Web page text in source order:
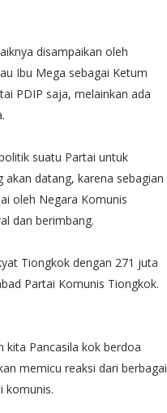
disampaikan oleh
Ibu Mega sebagai Ketum
PDIP saja, melainkan ada
suatu Partai untuk
datang, karena sebagian
oleh Negara Komunis
dan berimbang.
Tiongkok dengan 271 juta
Partai Komunis Tiongkok.
kita Pancasila kok berdoa
memicu reaksi dari berbagai
komunis.